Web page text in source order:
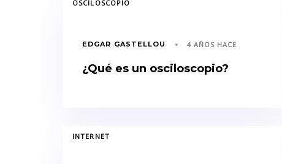
OSCILOSCOPIO
EDGAR GASTELLOU 4 AÑOS HACE
¿Qué es un osciloscopio?
TAGSINTERNET